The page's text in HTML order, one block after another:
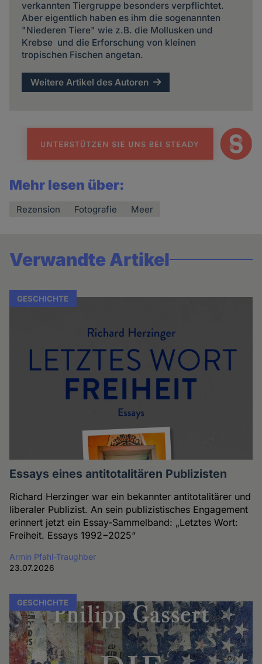
verkannten Tiergruppe besonders verpflichtet.
Aber eigentlich haben es ihm die sogenannten
"Niederen Tiere" wie z.B. die Mollusken und
Krebse und die Erforschung von kleinen
tropischen Fischen angetan.
Weitere Artikel des Autoren
Mehr lesen über:
Rezension Fotografie Meer
Verwandte Artikel
GESCHICHTE
Essays eines antitotalitären Publizisten
Richard Herzinger war ein bekannter antitotalitärer und
liberaler Publizist. An sein publizistisches Engagement
erinnert jetzt ein Essay-Sammelband: „Letztes Wort:
Freiheit. Essays 1992−2025“
Armin Pfahl-Traughber
23.07.2026
GESCHICHTE